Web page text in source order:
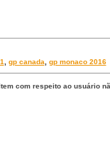
gp canada gp monaco 2016
com respeito ao usuário